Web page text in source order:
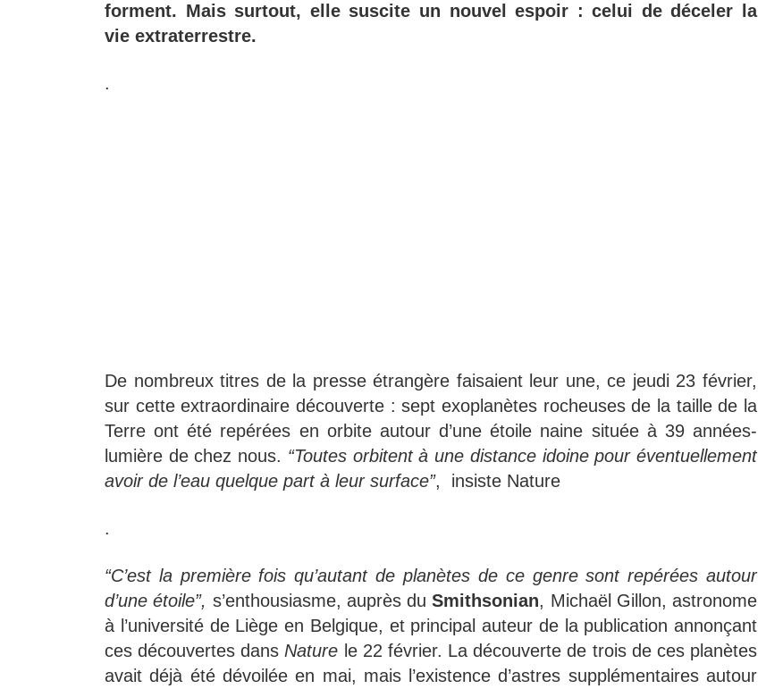
forment. Mais surtout, elle suscite un nouvel espoir : celui de déceler la
vie extraterrestre.
.
De nombreux titres de la presse étrangère faisaient leur une, ce jeudi 23 février,
sur cette extraordinaire découverte : sept exoplanètes rocheuses de la taille de la
Terre ont été repérées en orbite autour d’une étoile naine située à 39 années-
lumière de chez nous. “Toutes orbitent à une distance idoine pour éventuellement
avoir de l’eau quelque part à leur surface”, insiste Nature
.
“C’est la première fois qu’autant de planètes de ce genre sont repérées autour
d’une étoile”, s’enthousiasme, auprès duSmithsonian, Michaël Gillon, astronome
à l’université de Liège en Belgique, et principal auteur de la publication annonçant
ces découvertes dans Nature le 22 février. La découverte de trois de ces planètes
avait déjà été dévoilée en mai, mais l’existence d’astres supplémentaires autour